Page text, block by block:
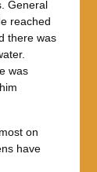
General
reached
there was
was
on
have